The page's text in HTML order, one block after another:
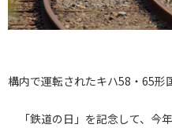
構内で運転されたキハ58・65形
「鉄道の日」を記念して、今